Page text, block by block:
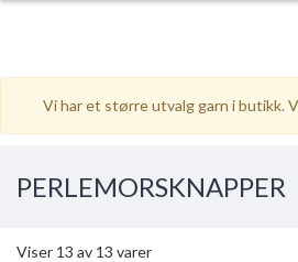
Vi har et større utvalg garn i butikk.
PERLEMORSKNAPPER
Viser 13 av 13 varer